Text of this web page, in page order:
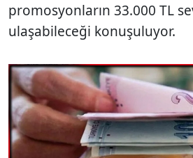
promosyonların 33.000 TL
ulaşabileceği konuşuluyor.